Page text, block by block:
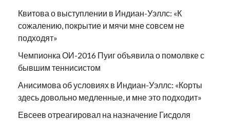
Квитова о выступлении в Индиан-Уэллс: «К
сожалению, покрытие и мячи мне совсем не
подходят»
Чемпионка ОИ-2016 Пуиг объявила о помолвке с
бывшим теннисистом
Анисимова об условиях в Индиан-Уэллс: «Корты
здесь довольно медленные, и мне это подходит»
Евсеев отреагировал на назначение Гисдоля